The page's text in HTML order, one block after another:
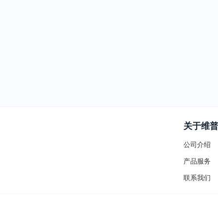
关于维普
公司介绍
产品服务
联系我们